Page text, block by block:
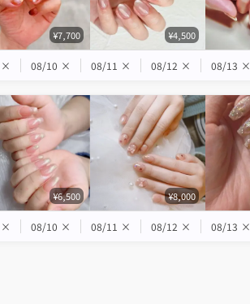
¥7,700 ¥4,500
× 08/10 × 08/11 × 08/12 × 08/13 ×
¥6,500 ¥8,000
× 08/10 × 08/11 × 08/12 × 08/13 ×